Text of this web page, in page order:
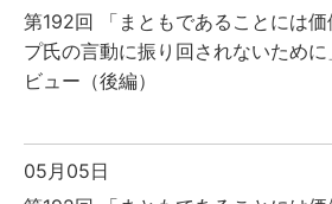
第192回 「まともであることには
プ氏の言動に振り回されないため
ビュー（後編）
05月05日